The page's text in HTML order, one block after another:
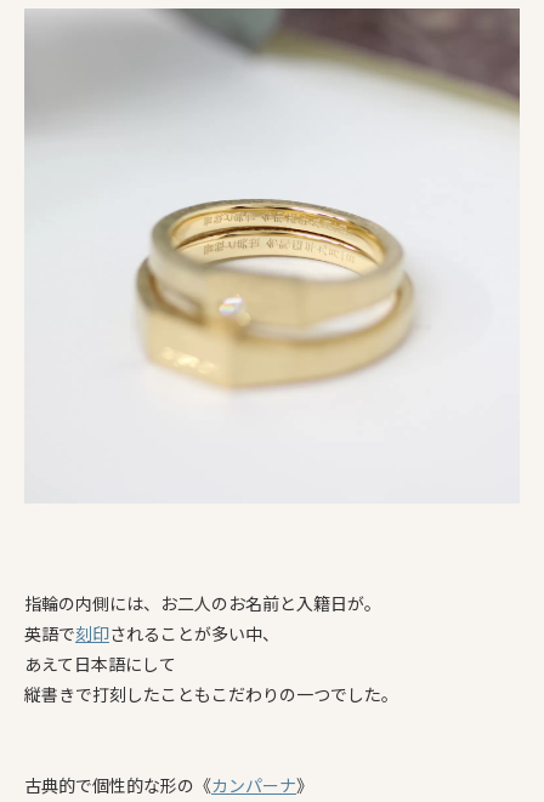
指輪の内側には、お二人のお名前と入籍日が。
英語で刻印されることが多い中、
あえて日本語にして
縦書きで打刻したこともこだわりの一つでした。
古典的で個性的な形の《カンパーナ》